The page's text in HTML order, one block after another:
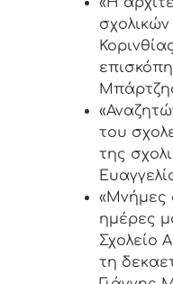
σχολικών
του
της
«Μνήμες
ημέρες
Σχολείο
τη